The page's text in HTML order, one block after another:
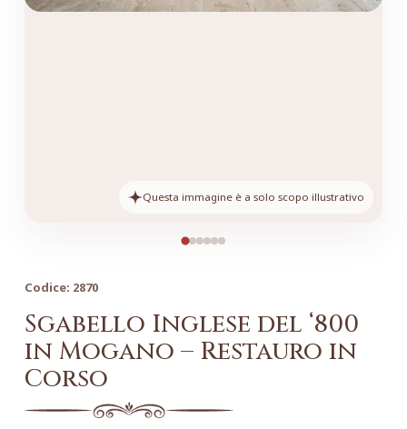
Questa immagine è a solo scopo illustrativo
Codice: 2870
Sgabello Inglese del ‘800
in Mogano – Restauro in
Corso